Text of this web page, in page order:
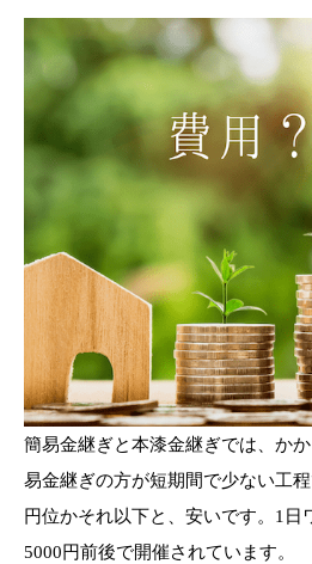
簡易金継ぎと本漆金継ぎでは、か
易金継ぎの方が短期間で少ない工
円位かそれ以下と、安いです。1日
5000円前後で開催されています。